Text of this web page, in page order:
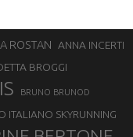
ROSTAN ANNA INCERTI
BROGGI
BRUNO BRUNOD
ITALIANO SKYRUNNING